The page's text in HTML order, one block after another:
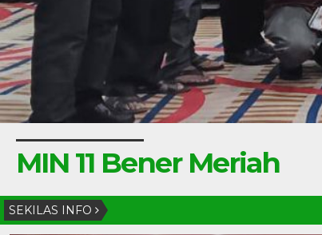
MIN 11 Bener Meriah
SEKILAS INFO